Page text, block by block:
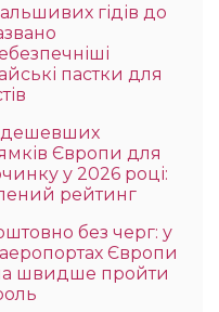
гідів до
пастки для
Європи для
у 2026 році:
рейтинг
без черг: у
Європи
швидше пройти